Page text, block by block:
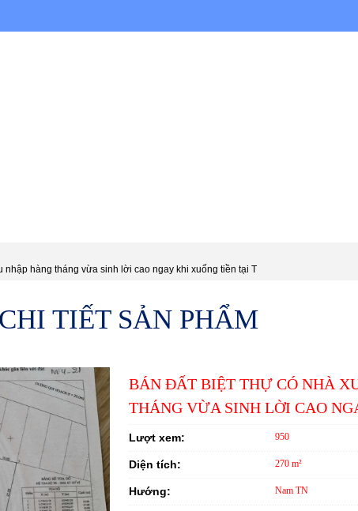
hàng tháng vừa sinh lời cao ngay khi xuống tiền tại T
CHI TIẾT SẢN PHẨM
BÁN ĐẤT BIỆT THỰ CÓ NHÀ
THÁNG VỪA SINH LỜI CAO
Lượt xem: 950
Diện tích: 270 m²
Hướng: Nam TN